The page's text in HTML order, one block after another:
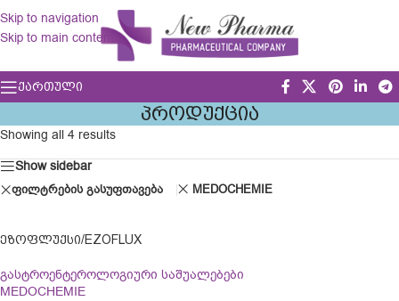
Skip to navigation
Skip to main content
ᲥᲐᲠᲗᲣᲚᲘ
ᲞᲠᲝᲓᲣᲥᲪᲘᲐ
Showing all 4 results
Show sidebar
ფილტრების გასუფთავება MEDOCHEMIE
ᲔᲖᲝᲤᲚᲣᲥᲡᲘ/EZOFLUX
გასტროენტეროლოგიური საშუალებები
MEDOCHEMIE